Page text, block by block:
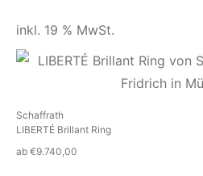
inkl. 19 % MwSt.
Schaffrath
LIBERTÉ Brillant Ring
ab €9.740,00